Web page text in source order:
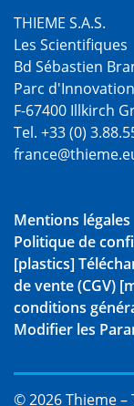
THIEME S.A.S.
Les Scientifiques
Bd Sébastien
Parc d'Innovation
F-67400 Illkirch
Tel. +33 (0)
Mentions légales
Politique de
[plastics]
de vente (CGV)
conditions
Modifier les
© 2026 Thieme –